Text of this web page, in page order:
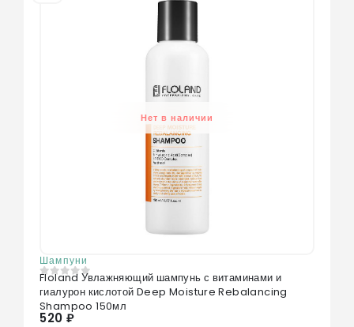
Нет в наличии
Шампуни
0из 5
Floland Увлажняющий шампунь с витаминами и
гиалурон кислотой Deep Moisture Rebalancing
Shampoo 150мл
520 ₽